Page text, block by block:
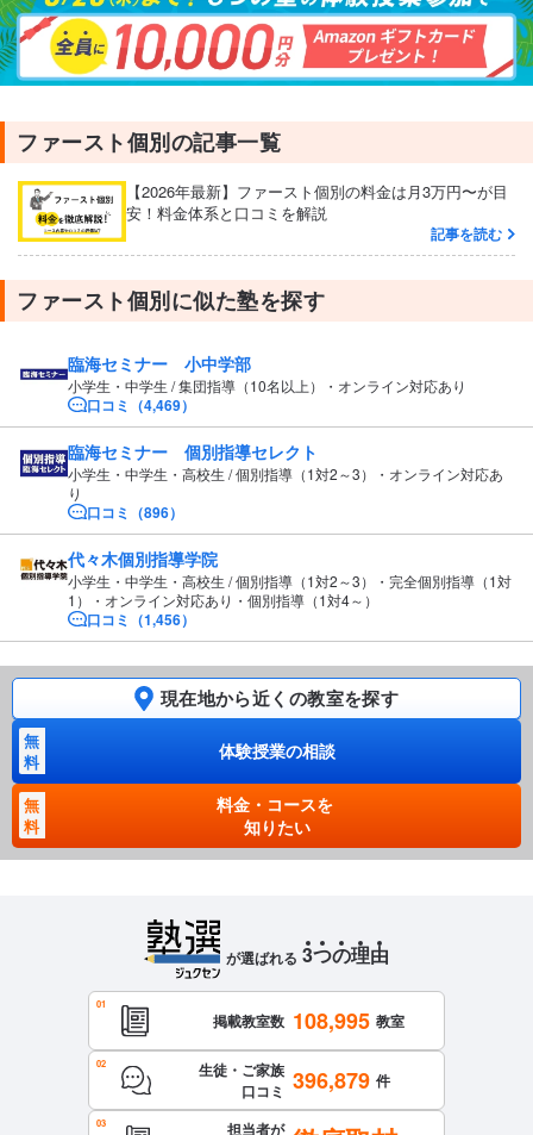
ファースト個別の記事一覧
【2026年最新】ファースト個別の料金は月3万円〜が目
安！料金体系と口コミを解説
記事を読む
ファースト個別に似た塾を探す
臨海セミナー 小中学部
小学生・中学生 / 集団指導（10名以上）・オンライン対応あり
口コミ（4,469）
臨海セミナー 個別指導セレクト
小学生・中学生・高校生 / 個別指導（1対2～3）・オンライン対応あ
り
口コミ（896）
代々木個別指導学院
小学生・中学生・高校生 / 個別指導（1対2～3）・完全個別指導（1対
1）・オンライン対応あり・個別指導（1対4～）
口コミ（1,456）
現在地から近くの教室を探す
無
料
体験授業の相談
無
料
料金・コースを
知りたい
が選ばれる 3つの理由
掲載教室数 108,995 教室
生徒・ご家族
口コミ 396,879 件
担当者が